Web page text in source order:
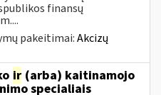
finansų
pakeitimai:Akcizų
ir (arba) kaitinamojo
specialiais